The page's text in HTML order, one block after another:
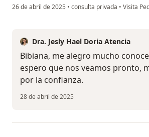
26 de abril de 2025 • consulta privada • Visita
Dra. Jesly Hael Doria Atencia
Bibiana, me alegro mucho
espero que nos veamos pronto,
por la confianza.
28 de abril de 2025